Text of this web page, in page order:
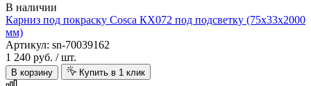
В наличии
Карниз под покраску Cosca КХ072 под подсветку (75х33х2000
мм)
Артикул: sn-70039162
1 240 руб. / шт.
В корзину Купить в 1 клик